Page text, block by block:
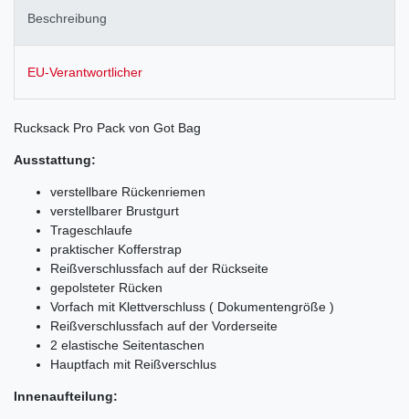
Beschreibung
EU-Verantwortlicher
Rucksack Pro Pack von Got Bag
Ausstattung:
verstellbare Rückenriemen
verstellbarer Brustgurt
Trageschlaufe
praktischer Kofferstrap
Reißverschlussfach auf der Rückseite
gepolsteter Rücken
Vorfach mit Klettverschluss ( Dokumentengröße )
Reißverschlussfach auf der Vorderseite
2 elastische Seitentaschen
Hauptfach mit Reißverschlus
Innenaufteilung: